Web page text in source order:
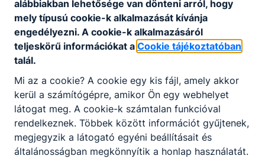
magas színvonalon tudja biztosítani.
KOMPETENCIAELVÁRÁS
Jó szövegértés, logikus gondolkodás,
kommunikációs-és kapcsolatteremtő készség,
együttműködés, illemtudó, betartja az alapvető
viselkedési normákat.
A SZAKKÉPZETTSÉGGEL RENDELKEZŐ
alábbiakban lehetősége van dönteni arról, hogy
mely típusú cookie-k alkalmazását kívánja
engedélyezni. A cookie-k alkalmazásáról
teljeskörű információkat a Cookie tájékoztatóban
talál.
Mi az a cookie? A cookie egy kis fájl, amely akkor
kerül a számítógépre, amikor Ön egy webhelyet
látogat meg. A cookie-k számtalan funkcióval
rendelkeznek. Többek között információt gyűjtenek,
megjegyzik a látogató egyéni beállításait és
általánosságban megkönnyítik a honlap használatát.